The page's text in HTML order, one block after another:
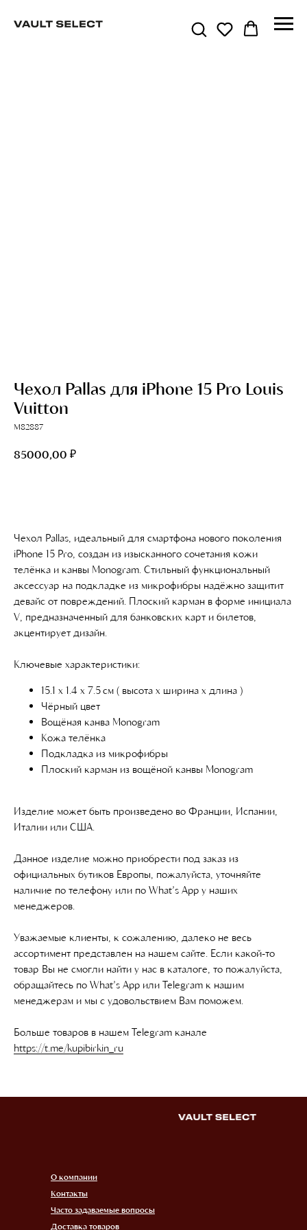
Чехол Pallas для iPhone 15 Pro Louis
Vuitton
M82887
85000,00 ₽
Чехол Pallas, идеальный для смартфона нового поколения
iPhone 15 Pro, создан из изысканного сочетания кожи
телёнка и канвы Monogram. Стильный функциональный
аксессуар на подкладке из микрофибры надёжно защитит
девайс от повреждений. Плоский карман в форме инициала
V, предназначенный для банковских карт и билетов,
акцентирует дизайн.
Ключевые характеристики:
15.1 x 1.4 x 7.5 см ( высота x ширина x длина )
Чёрный цвет
Вощёная канва Monogram
Кожа телёнка
Подкладка из микрофибры
Плоский карман из вощёной канвы Monogram
Изделие может быть произведено во Франции, Испании,
Италии или США.
Данное изделие можно приобрести под заказ из
официальных бутиков Европы, пожалуйста, уточняйте
наличие по телефону или по What’s App у наших
менеджеров.
Уважаемые клиенты, к сожалению, далеко не весь
ассортимент представлен на нашем сайте. Если какой-то
товар Вы не смогли найти у нас в каталоге, то пожалуйста,
обращайтесь по What’s App или Telegram к нашим
менеджерам и мы с удовольствием Вам поможем.
Больше товаров в нашем Telegram канале
https://t.me/kupibirkin_ru
Контакты
Часто задаваемые вопросы
Доставка товаров
О компании